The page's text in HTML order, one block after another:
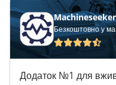
Machineseeker
Безкоштовно у
Додаток №1 для